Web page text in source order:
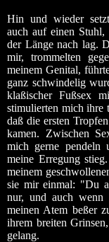
Hin und wieder
auch auf einen
der Länge nach lag.
mir, trommelten
meinem Genital,
ganz schwindelig
klaßischer Fußsex
stimulierten mich ihre
daß die ersten
kamen. Zwischen
mich gerne pendeln
meine Erregung
meinem
sie mir einmal: "Du
nur, und auch wenn
meinen Atem beßer
ihrem breiten
gelang.